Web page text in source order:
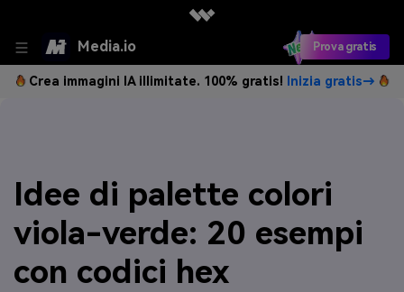
Media.io Prova gratis
Crea immagini IA illimitate. 100% gratis! Inizia gratis→
Idee di palette colori
viola-verde: 20 esempi
con codici hex